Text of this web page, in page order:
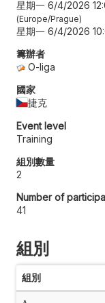
星期一 6/4/2026
Europe/Prague
星期一 6/4/2026
籌辦者
O-liga
國家
捷克
Event level
Training
組別數量
2
Number of
41
組別
組別